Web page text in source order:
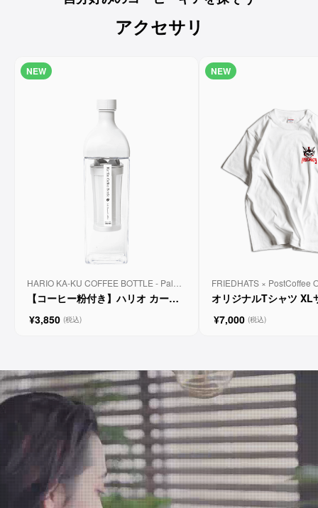
気になった方はぜひサイト
を覗いてみてね。
バリスタが選んでくれる、
珈琲の定期便📮🤲🏻
珈琲好きにはもちろん、
⑅
⑅
ⰹ ⰹ ⰹ ⰹ ⰹ ⰹ
アクセサリ
NEW
HARIO KA-KU COFFEE BOTTLE - Pale
Gray
【コーヒー粉付き】ハリオ カーク
¥3,850 (税込)
NEW
FRIEDHATS × PostCoffee
<White> - XL Size
オリジナルTシャツ XL
¥7,000 (税込)